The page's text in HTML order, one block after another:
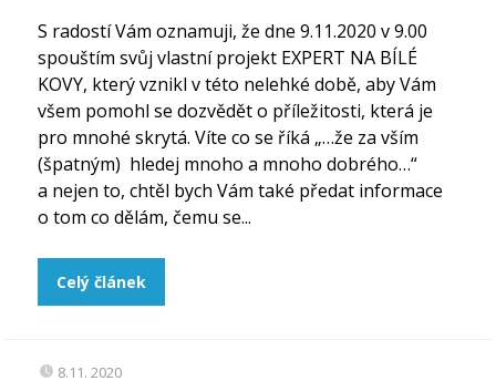
S radostí Vám oznamuji, že dne 9.11.2020 v 9.00
spouštím svůj vlastní projekt EXPERT NA BÍLÉ
KOVY, který vznikl v této nelehké době, aby Vám
všem pomohl se dozvědět o příležitosti, která je
pro mnohé skrytá. Víte co se říká „…že za vším
(špatným) hledej mnoho a mnoho dobrého…“
a nejen to, chtěl bych Vám také předat informace
o tom co dělám, čemu se...
Celý článek
8.11. 2020